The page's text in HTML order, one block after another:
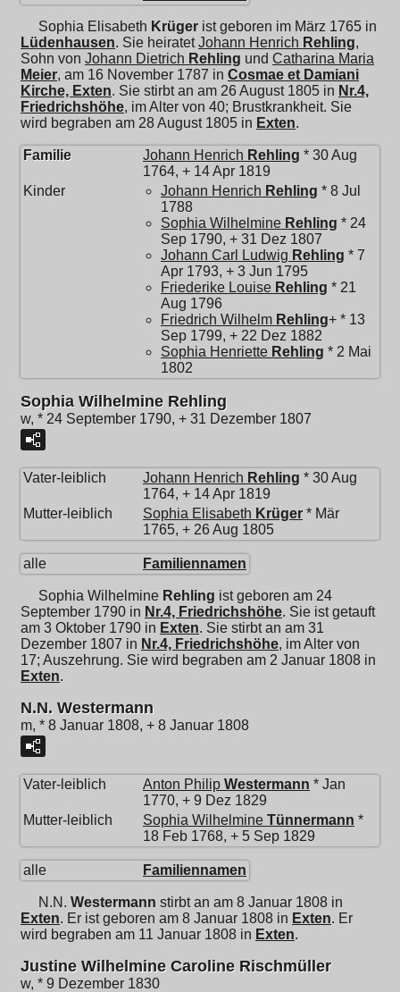
Sophia Elisabeth Krüger ist geboren im März 1765 in
Lüdenhausen. Sie heiratetJohann Henrich Rehling,
Sohn von Johann Dietrich Rehling und Catharina Maria
Meier, am 16 November 1787 in Cosmae et Damiani
Kirche, Exten. Sie stirbt an am 26 August 1805 in Nr.4,
Friedrichshöhe, im Alter von 40; Brustkrankheit. Sie
wird begraben am 28 August 1805 in Exten.
Familie Johann Henrich Rehling * 30 Aug
1764, + 14 Apr 1819
Kinder
Johann Henrich Rehling * 8 Jul
1788
Sophia Wilhelmine Rehling * 24
Sep 1790, + 31 Dez 1807
Johann Carl Ludwig Rehling * 7
Apr 1793, + 3 Jun 1795
Friederike Louise Rehling * 21
Aug 1796
Friedrich Wilhelm Rehling+ * 13
Sep 1799, + 22 Dez 1882
Sophia Henriette Rehling * 2 Mai
1802
Sophia Wilhelmine Rehling
w, * 24 September 1790, + 31 Dezember 1807
Vater-leiblich Johann Henrich Rehling * 30 Aug
1764, + 14 Apr 1819
Mutter-leiblich
Sophia Elisabeth Krüger * Mär
1765, + 26 Aug 1805
alle Familiennamen
Sophia Wilhelmine Rehling ist geboren am 24
September 1790 in Nr.4, Friedrichshöhe. Sie ist getauft
am 3 Oktober 1790 in Exten. Sie stirbt an am 31
Dezember 1807 in Nr.4, Friedrichshöhe, im Alter von
17; Auszehrung. Sie wird begraben am 2 Januar 1808 in
Exten.
N.N. Westermann
m, * 8 Januar 1808, + 8 Januar 1808
Vater-leiblich Anton Philip Westermann * Jan
1770, + 9 Dez 1829
Mutter-leiblich
Sophia Wilhelmine Tünnermann *
18 Feb 1768, + 5 Sep 1829
alle Familiennamen
N.N. Westermann stirbt an am 8 Januar 1808 in
Exten. Er ist geboren am 8 Januar 1808 in Exten. Er
wird begraben am 11 Januar 1808 in Exten.
Justine Wilhelmine Caroline Rischmüller
w, * 9 Dezember 1830